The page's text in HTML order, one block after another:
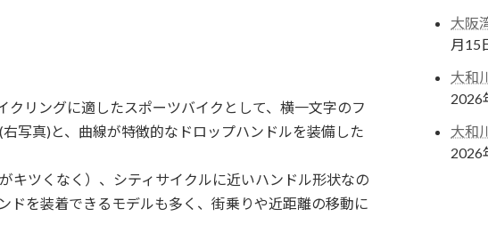
クリングに適したスポーツバイクとして、横一文字のフ
(右写真)と、曲線が特徴的なドロップハンドルを装備した
キツくなく）、シティサイクルに近いハンドル形状なの
ドを装着できるモデルも多く、街乗りや近距離の移動に
大阪
月15
大和
2026
大和
2026